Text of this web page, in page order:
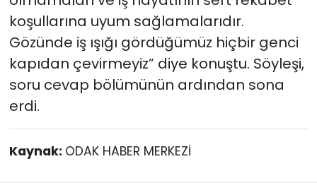
koşullarına uyum sağlamalarıdır.
Gözünde iş ışığı gördüğümüz hiçbir genci
kapıdan çevirmeyiz” diye konuştu. Söyleşi,
soru cevap bölümünün ardından sona
erdi.
Kaynak: ODAK HABER MERKEZİ